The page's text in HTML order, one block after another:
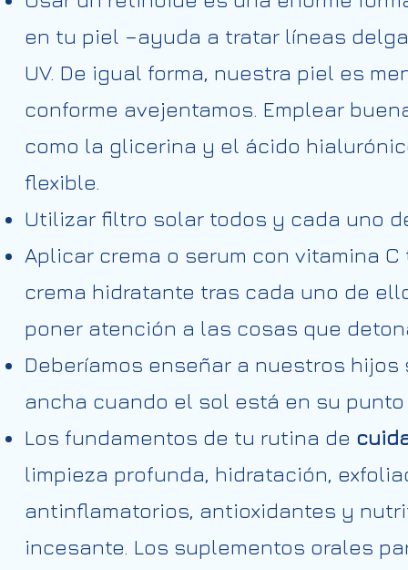
en tu piel –ayuda a tratar líneas
UV. De igual forma, nuestra piel es
conforme avejentamos. Emplear
como la glicerina y el ácido
flexible.
Utilizar filtro solar todos y cada uno
Aplicar crema o serum con vitamina
crema hidratante tras cada uno de
poner atención a las cosas que
Deberíamos enseñar a nuestros
ancha cuando el sol está en su
Los fundamentos de tu rutina de
limpieza profunda, hidratación,
antinflamatorios, antioxidantes y
incesante. Los suplementos orales